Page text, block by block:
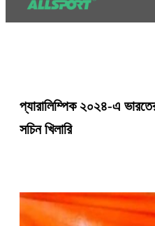
প্যারালিম্পিক ২০২৪-এ
সচিন খিলারি